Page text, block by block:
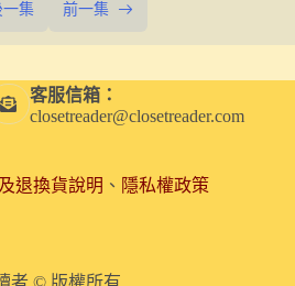
一集 前一集
客服信箱：
closetreader@closetreader.com
退換貨說明 、 隱私權政策